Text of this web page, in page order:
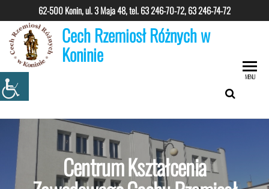
62-500 Konin, ul. 3 Maja 48, tel.63 246-70-72, 63 246-74-72
Cech Rzemiosł Różnych w
Koninie
MENU
Centrum Kształcenia